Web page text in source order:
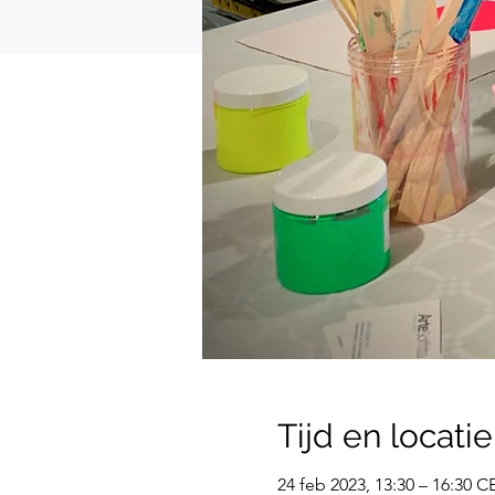
Tijd en locatie
24 feb 2023, 13:30 – 16:30